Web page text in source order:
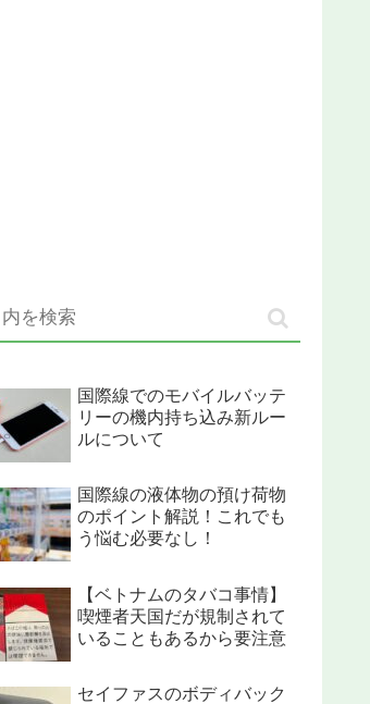
国際線でのモバイルバッテ
リーの機内持ち込み新ルー
ルについて
国際線の液体物の預け荷物
のポイント解説！これでも
う悩む必要なし！
【ベトナムのタバコ事情】
喫煙者天国だが規制されて
いることもあるから要注意
セイファスのボディバック